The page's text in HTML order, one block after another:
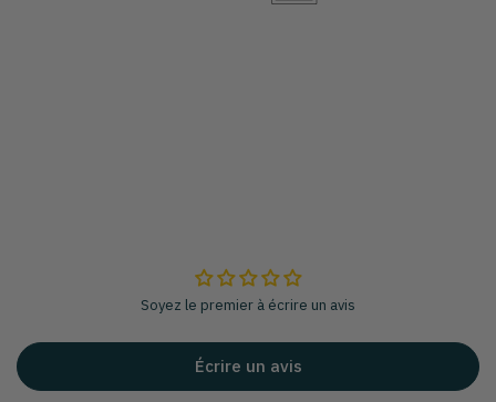
Soyez le premier à écrire un avis
Écrire un avis